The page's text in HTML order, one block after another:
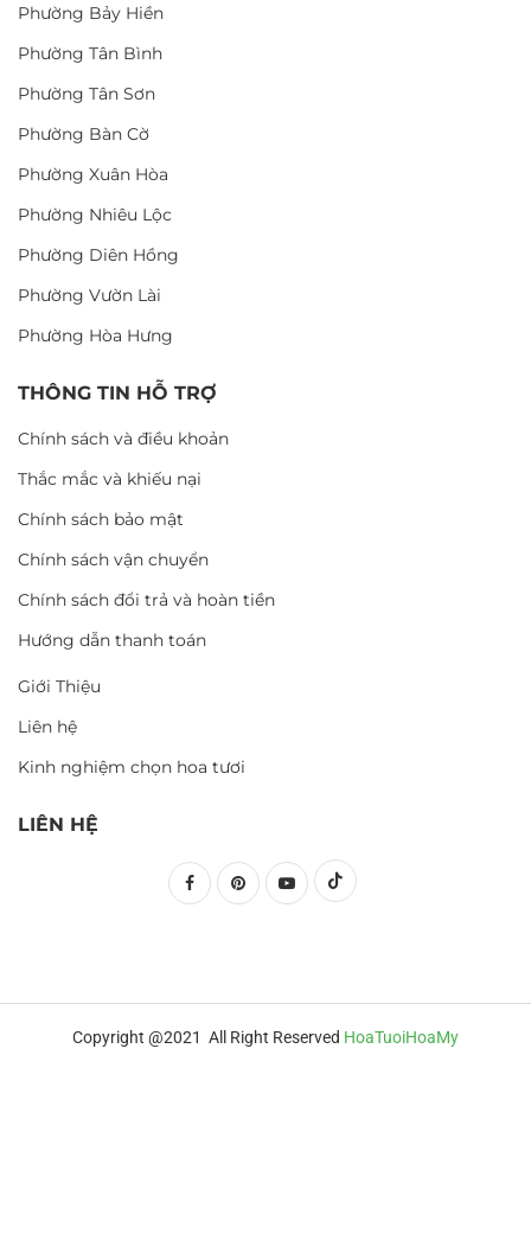
Phường Bảy Hiền
Phường Tân Bình
Phường Tân Sơn
Phường Bàn Cờ
Phường Xuân Hòa
Phường Nhiêu Lộc
Phường Diên Hồng
Phường Vườn Lài
Phường Hòa Hưng
THÔNG TIN HỖ TRỢ
Chính sách và điều khoản
Thắc mắc và khiếu nại
Chính sách bảo mật
Chính sách vận chuyển
Chính sách đổi trả và hoàn tiền
Hướng dẫn thanh toán
Giới Thiệu
Liên hệ
Kinh nghiệm chọn hoa tươi
LIÊN HỆ
Copyright @2021 All Right Reserved HoaTuoiHoaMy